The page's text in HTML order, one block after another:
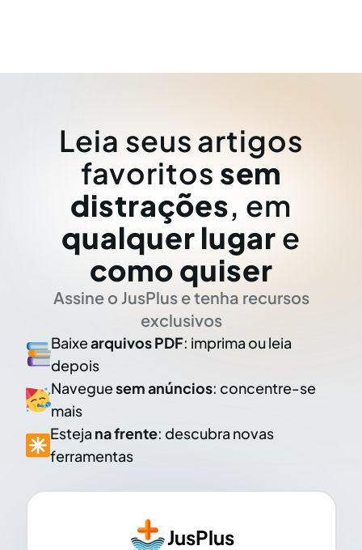
Leia seus artigos
favoritos sem
distrações, em
qualquer lugar e
como quiser
Assine o JusPlus e tenha recursos
exclusivos
Baixearquivos PDF: imprima ou leia
depois
Naveguesem anúncios: concentre-se
mais
Esteja na frente: descubra novas
ferramentas
JusPlus